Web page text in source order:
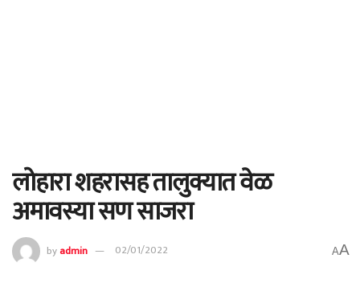
लोहारा शहरासह तालुक्यात वेळ
अमावस्या सण साजरा
byadmin 02/01/2022 AA